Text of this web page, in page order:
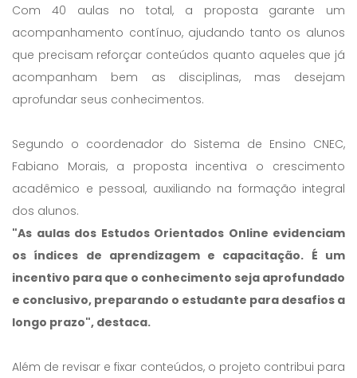
Com 40 aulas no total, a proposta garante um
acompanhamento contínuo, ajudando tanto os alunos
que precisam reforçar conteúdos quanto aqueles que já
acompanham bem as disciplinas, mas desejam
aprofundar seus conhecimentos.
Segundo o coordenador do Sistema de Ensino CNEC,
Fabiano Morais, a proposta incentiva o crescimento
acadêmico e pessoal, auxiliando na formação integral
dos alunos.
"As aulas dos Estudos Orientados Online evidenciam
os índices de aprendizagem e capacitação. É um
incentivo para que o conhecimento seja aprofundado
e conclusivo, preparando o estudante para desafios a
longo prazo", destaca.
Além de revisar e fixar conteúdos, o projeto contribui para